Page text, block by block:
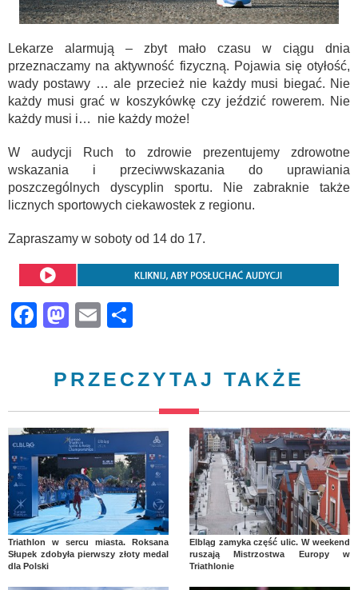
Lekarze alarmują – zbyt mało czasu w ciągu dnia
przeznaczamy na aktywność fizyczną. Pojawia się otyłość,
wady postawy … ale przecież nie każdy musi biegać. Nie
każdy musi grać w koszykówkę czy jeździć rowerem. Nie
każdy musi i… nie każdy może!
W audycji Ruch to zdrowie prezentujemy zdrowotne
wskazania i przeciwwskazania do uprawiania
poszczególnych dyscyplin sportu. Nie zabraknie także
licznych sportowych ciekawostek z regionu.
Zapraszamy w soboty od 14 do 17.
Facebook
Mastodon
Email
PRZECZYTAJ TAKŻE
Triathlon w sercu miasta. Roksana
Słupek zdobyła pierwszy złoty medal
dla Polski
Elbląg zamyka część ulic. W weekend
ruszają Mistrzostwa Europy w
Triathlonie